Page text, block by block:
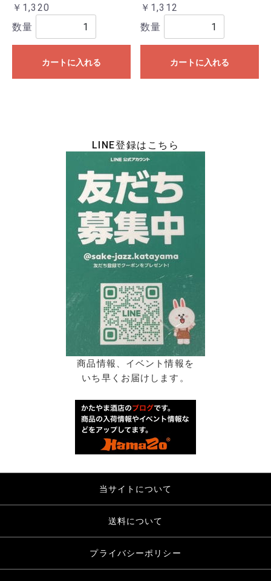
￥1,320
数量
カートに入れる
￥1,312
数量
カートに入れる
LINE登録はこちら
商品情報、イベント情報を
いち早くお届けします。
当サイトについて
送料について
プライバシーポリシー